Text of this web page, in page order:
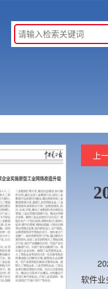
上
软件业